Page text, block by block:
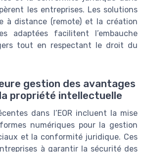
les entreprises. Les solutions
à distance (remote) et la création
adaptées facilitent l’embauche
tout en respectant le droit du
gestion des avantages
propriété intellectuelle
dans l’EOR incluent la mise
numériques pour la gestion
et la conformité juridique. Ces
à garantir la sécurité des